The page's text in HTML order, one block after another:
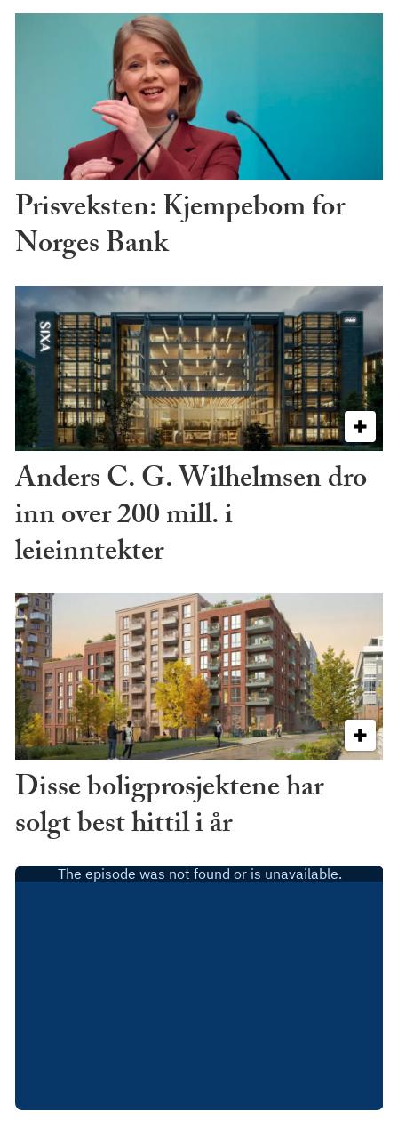
Prisveksten: Kjempebom for
Norges Bank
Anders C. G. Wilhelmsen dro
inn over 200 mill. i
leieinntekter
Disse boligprosjektene har
solgt best hittil i år